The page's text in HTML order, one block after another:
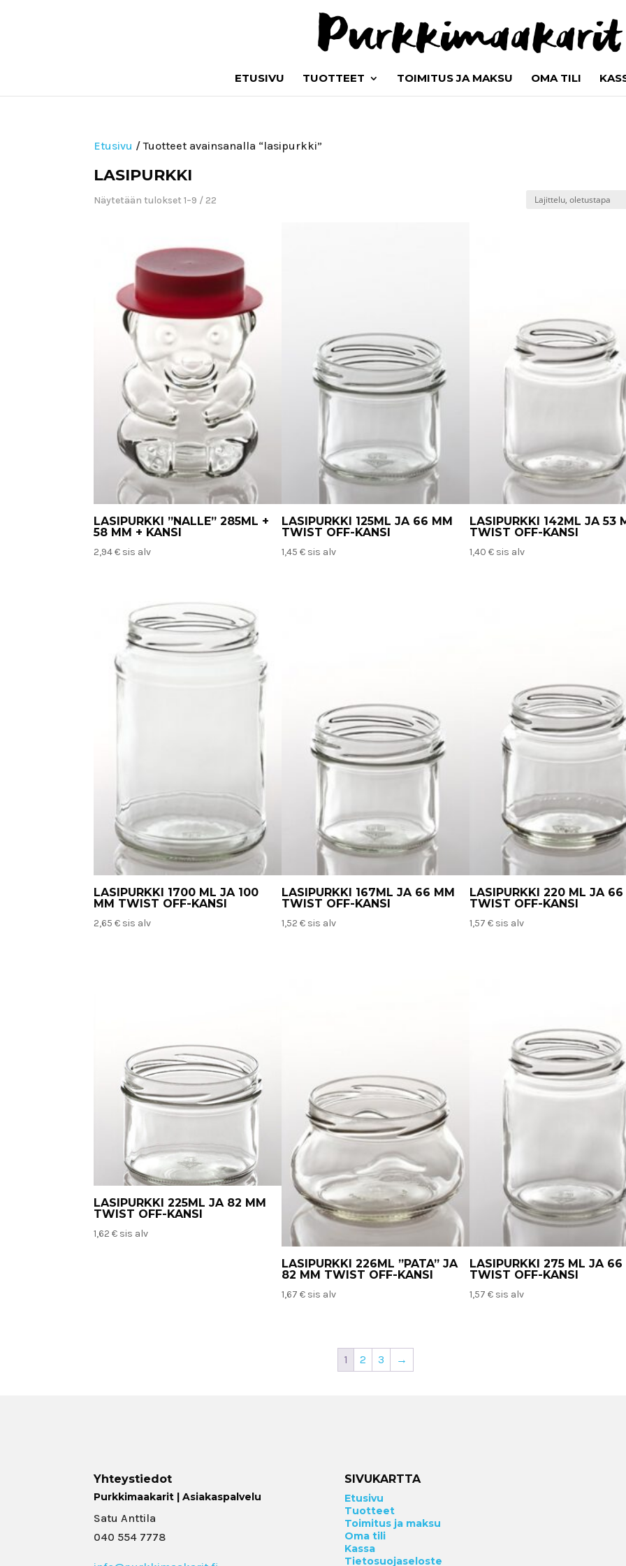
ETUSIVU TUOTTEET TOIMITUS JA MAKSU OMA TILI
Etusivu / Tuotteet avainsanalla “lasipurkki”
LASIPURKKI
Näytetään tulokset 1–9 / 22
LASIPURKKI ”NALLE” 285ML +
58 MM + KANSI
2,94€ sis alv
LASIPURKKI 125ML JA 66 MM
TWIST OFF-KANSI
1,45€ sis alv
LASIPURKKI 142ML JA 53
TWIST OFF-KANSI
1,40 € sis alv
LASIPURKKI 1700 ML JA 100
MM TWIST OFF-KANSI
2,65€ sis alv
LASIPURKKI 167ML JA 66 MM
TWIST OFF-KANSI
1,52€ sis alv
LASIPURKKI 220 ML JA
TWIST OFF-KANSI
1,57 € sis alv
LASIPURKKI 225ML JA 82 MM
TWIST OFF-KANSI
1,62€ sis alv
LASIPURKKI 226ML ”PATA” JA
82 MM TWIST OFF-KANSI
1,67€ sis alv
LASIPURKKI 275 ML JA 66
TWIST OFF-KANSI
1,57 € sis alv
1 2 3 →
Yhteystiedot
Purkkimaakarit | Asiakaspalvelu
Satu Anttila
040 554 7778
SIVUKARTTA
Etusivu
Tuotteet
Toimitus ja maksu
Oma tili
Kassa
Tietosuojaseloste